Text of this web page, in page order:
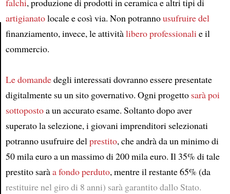
Article
falchi, produzione di prodotti in ceramica e altri tipi di
artigianatolocale e così via. Non potrannousufruire del
finanziamento, invece, le attivitàlibero professionalie il
commercio.
Le domandedegli interessati dovranno essere presentate
digitalmente su un sito governativo. Ogni progetto sarà poi
sottopostoa un accurato esame. Soltanto dopo aver
superato la selezione, i giovani imprenditori selezionati
potranno usufruire delprestito, che andrà da un minimo di
50 mila euro a un massimo di 200 mila euro. Il 35% di tale
prestito saràa fondo perduto, mentre il restante 65% (da
restituire nel giro di 8 anni) sarà garantito dallo Stato.